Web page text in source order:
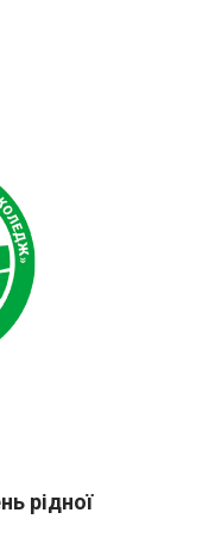
рідної